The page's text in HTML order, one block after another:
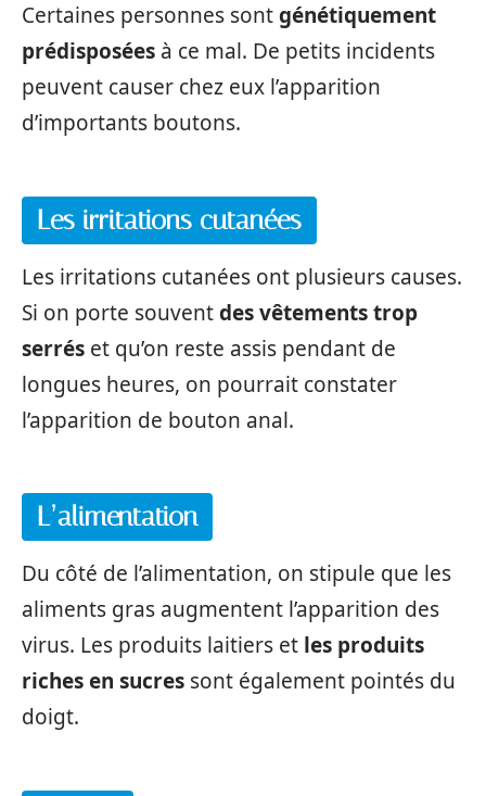
Certaines personnes sontgénétiquement
prédisposées à ce mal. De petits incidents
peuvent causer chez eux l’apparition
d’importants boutons.
Les irritations cutanées
Les irritations cutanées ont plusieurs causes.
Si on porte souventdes vêtements trop
serrés et qu’on reste assis pendant de
longues heures, on pourrait constater
l’apparition de bouton anal.
L’alimentation
Du côté de l’alimentation, on stipule que les
aliments gras augmentent l’apparition des
virus. Les produits laitiers et les produits
riches en sucres sont également pointés du
doigt.